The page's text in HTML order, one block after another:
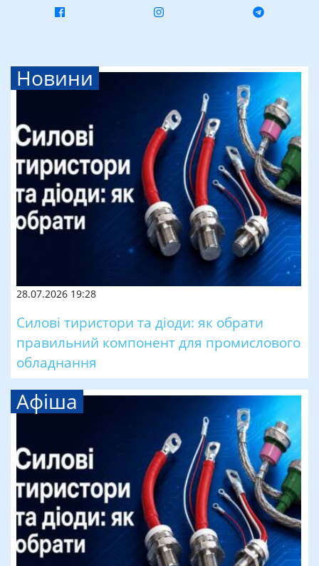
Новини
28.07.2026 19:28
Силові тиристори та діоди: як обрати
правильний компонент для промислового
обладнання
Афіша